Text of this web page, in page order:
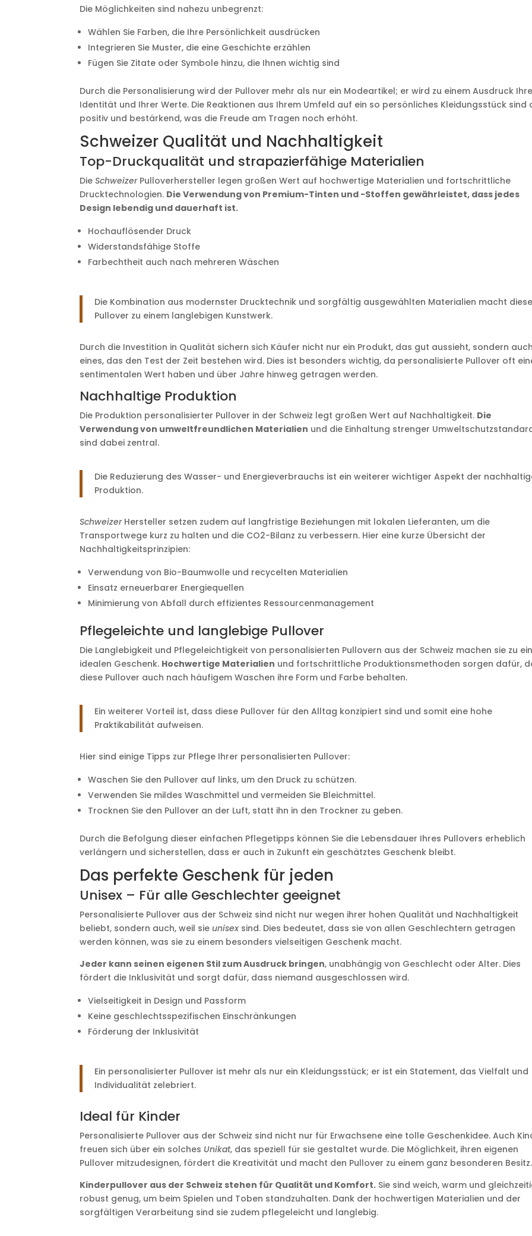
Die Möglichkeiten sind nahezu unbegrenzt:
Wählen Sie Farben, die Ihre Persönlichkeit ausdrücken
Integrieren Sie Muster, die eine Geschichte erzählen
Fügen Sie Zitate oder Symbole hinzu, die Ihnen wichtig sind
Durch die Personalisierung wird der Pullover mehr als nur ein Modeartikel; er wird zu einem Ausdruck
Identität und Ihrer Werte. Die Reaktionen aus Ihrem Umfeld auf ein so persönliches Kleidungsstück sind
positiv und bestärkend, was die Freude am Tragen noch erhöht.
Schweizer Qualität und Nachhaltigkeit
Top-Druckqualität und strapazierfähige Materialien
DieSchweizerPulloverhersteller legen großen Wert auf hochwertige Materialien und fortschrittliche
Drucktechnologien. Die Verwendung von Premium-Tinten und -Stoffen gewährleistet, dass jedes
Design lebendig und dauerhaft ist.
Hochauflösender Druck
Widerstandsfähige Stoffe
Farbechtheit auch nach mehreren Wäschen
Die Kombination aus modernster Drucktechnik und sorgfältig ausgewählten Materialien macht diese
Pullover zu einem langlebigen Kunstwerk.
Durch die Investition in Qualität sichern sich Käufer nicht nur ein Produkt, das gut aussieht, sondern auch
eines, das den Test der Zeit bestehen wird. Dies ist besonders wichtig, da personalisierte Pullover oft
sentimentalen Wert haben und über Jahre hinweg getragen werden.
Nachhaltige Produktion
Die Produktion personalisierter Pullover in der Schweiz legt großen Wert auf Nachhaltigkeit. Die
Verwendung von umweltfreundlichen Materialien und die Einhaltung strenger
sind dabei zentral.
Die Reduzierung des Wasser- und Energieverbrauchs ist ein weiterer wichtiger Aspekt der
Produktion.
SchweizerHersteller setzen zudem auf langfristige Beziehungen mit lokalen Lieferanten, um die
Transportwege kurz zu halten und die CO2-Bilanz zu verbessern. Hier eine kurze Übersicht der
Nachhaltigkeitsprinzipien:
Verwendung von Bio-Baumwolle und recycelten Materialien
Einsatz erneuerbarer Energiequellen
Minimierung von Abfall durch effizientes Ressourcenmanagement
Pflegeleichte und langlebige Pullover
Die Langlebigkeit und Pflegeleichtigkeit von personalisierten Pullovern aus der Schweiz machen sie zu
idealen Geschenk. Hochwertige Materialien und fortschrittliche Produktionsmethoden sorgen dafür,
diese Pullover auch nach häufigem Waschen ihre Form und Farbe behalten.
Ein weiterer Vorteil ist, dass diese Pullover für den Alltag konzipiert sind und somit eine hohe
Praktikabilität aufweisen.
Hier sind einige Tipps zur Pflege Ihrer personalisierten Pullover:
Waschen Sie den Pullover auf links, um den Druck zu schützen.
Verwenden Sie mildes Waschmittel und vermeiden Sie Bleichmittel.
Trocknen Sie den Pullover an der Luft, statt ihn in den Trockner zu geben.
Durch die Befolgung dieser einfachen Pflegetipps können Sie die Lebensdauer Ihres Pullovers erheblich
verlängern und sicherstellen, dass er auch in Zukunft ein geschätztes Geschenk bleibt.
Das perfekte Geschenk für jeden
Unisex – Für alle Geschlechter geeignet
Personalisierte Pullover aus der Schweiz sind nicht nur wegen ihrer hohen Qualität und Nachhaltigkeit
beliebt, sondern auch, weil sieunisex sind. Dies bedeutet, dass sie von allen Geschlechtern getragen
werden können, was sie zu einem besonders vielseitigen Geschenk macht.
Jeder kann seinen eigenen Stil zum Ausdruck bringen, unabhängig von Geschlecht oder Alter. Dies
fördert die Inklusivität und sorgt dafür, dass niemand ausgeschlossen wird.
Vielseitigkeit in Design und Passform
Keine geschlechtsspezifischen Einschränkungen
Förderung der Inklusivität
Ein personalisierter Pullover ist mehr als nur ein Kleidungsstück; er ist ein Statement, das Vielfalt und
Individualität zelebriert.
Ideal für Kinder
Personalisierte Pullover aus der Schweiz sind nicht nur für Erwachsene eine tolle Geschenkidee. Auch
freuen sich über ein solches Unikat, das speziell für sie gestaltet wurde. Die Möglichkeit, ihren eigenen
Pullover mitzudesignen, fördert die Kreativität und macht den Pullover zu einem ganz besonderen Besitz.
Kinderpullover aus der Schweiz stehen für Qualität und Komfort. Sie sind weich, warm und
robust genug, um beim Spielen und Toben standzuhalten. Dank der hochwertigen Materialien und der
sorgfältigen Verarbeitung sind sie zudem pflegeleicht und langlebig.